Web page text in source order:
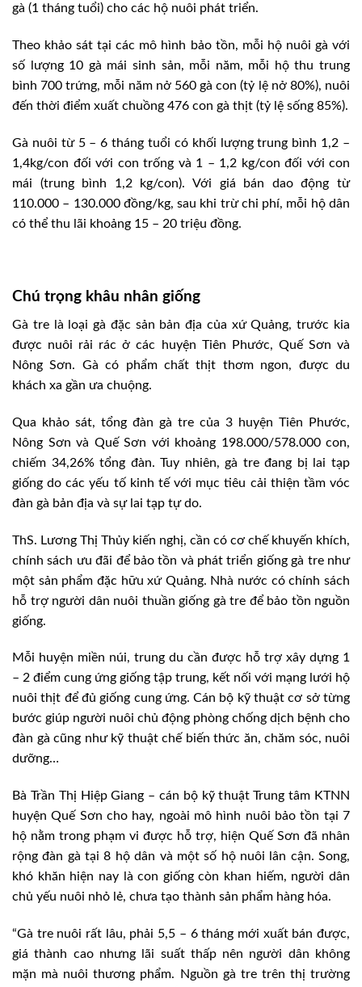
gà (1 tháng tuổi) cho các hộ nuôi phát triển.
Theo khảo sát tại các mô hình bảo tồn, mỗi hộ nuôi gà với
số lượng 10 gà mái sinh sản, mỗi năm, mỗi hộ thu trung
bình 700 trứng, mỗi năm nở 560 gà con (tỷ lệ nở 80%), nuôi
đến thời điểm xuất chuồng 476 con gà thịt (tỷ lệ sống 85%).
Gà nuôi từ 5 – 6 tháng tuổi có khối lượng trung bình 1,2 –
1,4kg/con đối với con trống và 1 – 1,2 kg/con đối với con
mái (trung bình 1,2 kg/con). Với giá bán dao động từ
110.000 – 130.000 đồng/kg, sau khi trừ chi phí, mỗi hộ dân
có thể thu lãi khoảng 15 – 20 triệu đồng.
Chú trọng khâu nhân giống
Gà tre là loại gà đặc sản bản địa của xứ Quảng, trước kia
được nuôi rải rác ở các huyện Tiên Phước, Quế Sơn và
Nông Sơn. Gà có phẩm chất thịt thơm ngon, được du
khách xa gần ưa chuộng.
Qua khảo sát, tổng đàn gà tre của 3 huyện Tiên Phước,
Nông Sơn và Quế Sơn với khoảng 198.000/578.000 con,
chiếm 34,26% tổng đàn. Tuy nhiên, gà tre đang bị lai tạp
giống do các yếu tố kinh tế với mục tiêu cải thiện tầm vóc
đàn gà bản địa và sự lai tạp tự do.
ThS. Lương Thị Thủy kiến nghị, cần có cơ chế khuyến khích,
chính sách ưu đãi để bảo tồn và phát triển giống gà tre như
một sản phẩm đặc hữu xứ Quảng. Nhà nước có chính sách
hỗ trợ người dân nuôi thuần giống gà tre để bảo tồn nguồn
giống.
Mỗi huyện miền núi, trung du cần được hỗ trợ xây dựng 1
– 2 điểm cung ứng giống tập trung, kết nối với mạng lưới hộ
nuôi thịt để đủ giống cung ứng. Cán bộ kỹ thuật cơ sở từng
bước giúp người nuôi chủ động phòng chống dịch bệnh cho
đàn gà cũng như kỹ thuật chế biến thức ăn, chăm sóc, nuôi
dưỡng…
Bà Trần Thị Hiệp Giang – cán bộ kỹ thuật Trung tâm KTNN
huyện Quế Sơn cho hay, ngoài mô hình nuôi bảo tồn tại 7
hộ nằm trong phạm vi được hỗ trợ, hiện Quế Sơn đã nhân
rộng đàn gà tại 8 hộ dân và một số hộ nuôi lân cận. Song,
khó khăn hiện nay là con giống còn khan hiếm, người dân
chủ yếu nuôi nhỏ lẻ, chưa tạo thành sản phẩm hàng hóa.
“Gà tre nuôi rất lâu, phải 5,5 – 6 tháng mới xuất bán được,
giá thành cao nhưng lãi suất thấp nên người dân không
mặn mà nuôi thương phẩm. Nguồn gà tre trên thị trường